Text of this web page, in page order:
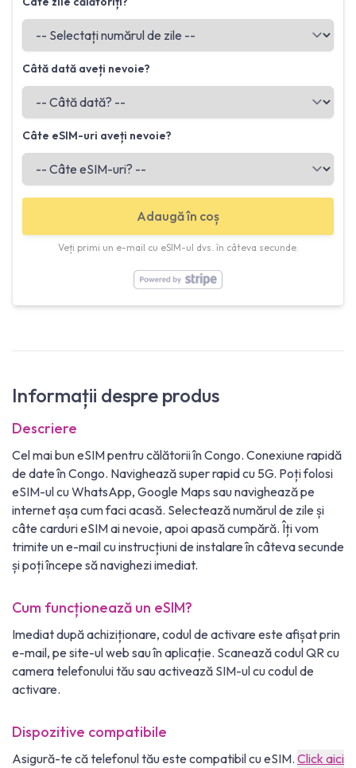
Câtă dată aveți nevoie?
Câte eSIM-uri aveți nevoie?
Adaugă în coș
Veți primi un e-mail cu eSIM-ul dvs. în câteva secunde.
Informații despre produs
Descriere
Cel mai bun eSIM pentru călătorii în Congo. Conexiune rapidă
de date în Congo. Navighează super rapid cu 5G. Poți folosi
eSIM-ul cu WhatsApp, Google Maps sau navighează pe
internet așa cum faci acasă. Selectează numărul de zile și
câte carduri eSIM ai nevoie, apoi apasă cumpără. Îți vom
trimite un e-mail cu instrucțiuni de instalare în câteva secunde
și poți începe să navighezi imediat.
Cum funcționează un eSIM?
Imediat după achiziționare, codul de activare este afișat prin
e-mail, pe site-ul web sau în aplicație. Scanează codul QR cu
camera telefonului tău sau activează SIM-ul cu codul de
activare.
Dispozitive compatibile
Asigură-te că telefonul tău este compatibil cu eSIM. Click aici